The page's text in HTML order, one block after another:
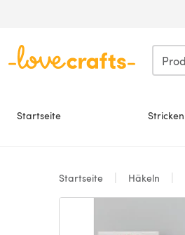
Startseite Stricken
Startseite Häkeln